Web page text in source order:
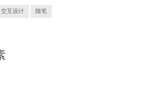
交互设计 随笔